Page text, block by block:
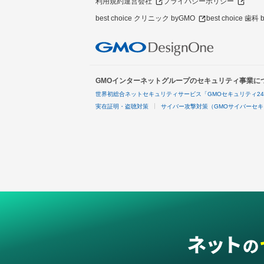
best choice クリニック byGMO best choice 歯科
GMOインターネットグループのセキュリティ事業に
世界初総合ネットセキュリティサービス「GMOセキュリティ
実在証明・盗聴対策
サイバー攻撃対策（GMOサイバーセ